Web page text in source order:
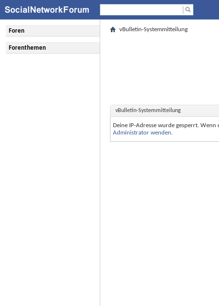
Foren
Forenthemen
vBulletin-Systemmitteilung
vBulletin-Systemmitteilung
Deine IP-Adresse wurde gesperrt.
Administrator wenden.